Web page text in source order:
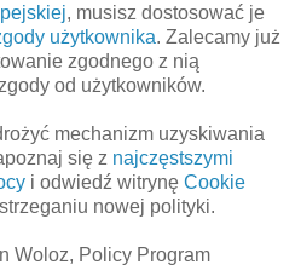
, musisz dostosować je
użytkownika. Zalecamy już
zgodnego z nią
od użytkowników.
mechanizm uzyskiwania
się z najczęstszymi
i odwiedź witrynę Cookie
nowej polityki.
Woloz, Policy Program